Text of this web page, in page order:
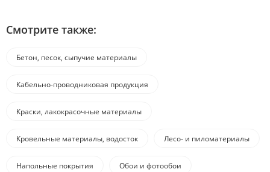
Смотрите также:
Бетон, песок, сыпучие материалы
Кабельно-проводниковая продукция
Краски, лакокрасочные материалы
Кровельные материалы, водосток Лесо- и пиломатериалы
Напольные покрытия Обои и фотообои